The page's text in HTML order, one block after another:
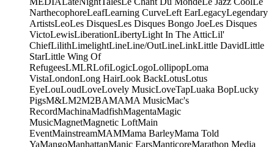
NarthecophoreLeafLearning CurveLeft EarLegacyLegendary
ArtistsLeoLes DisquesLes Disques Bongo JoeLes Disques
VictoLewisLiberationLibertyLight In The AtticLil'
ChiefLilithLimelightLineLine/OutLineLinkLittle DavidLittle
StarLittle Wing Of
RefugeesLMLRLofiLogicLogoLollipopLoma
VistaLondonLong HairLook BackLotusLotus
EyeLouLoudLoveLovely MusicLoveTapLuaka BopLucky
PigsM&LM2M2BAMAMA MusicMac's
RecordMachinaMadfishMagentaMagic
MusicMagnetMagnetic LoftMain
EventMainstreamMAMMama BarleyMama Told
YaMangoManhattanManic EarsManticoreMarathon Media